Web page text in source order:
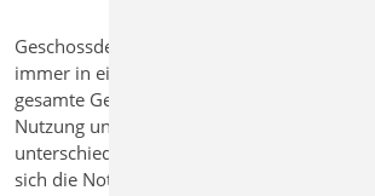
Geschossdecken erstrecken sich nicht
immer in einheitlicher Höhe über die
gesamte Gebäudefläche. Je nach Art der
Nutzung und ggf. auch bei
unterschiedlichen Spannweiten ergibt
sich die Notwendigkeit, die Höhenlage